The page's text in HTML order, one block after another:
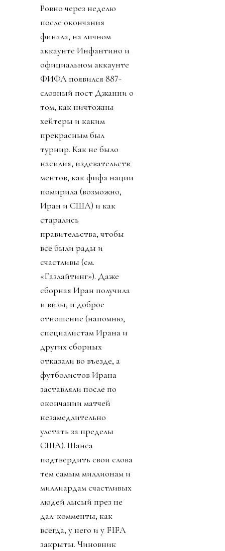
Ровно через неделю
после окончания
финала, на личном
аккаунте Инфантино и
официальном аккаунте
ФИФА появился 887-
словный пост Джанни о
том, как ничтожны
хейтеры и каким
прекрасным был
турнир. Как не было
насилия, издевательств
ментов, как фифа нации
помирила (возможно,
Иран и США) и как
старались
правительства, чтобы
все были рады и
счастливы (см.
«Газлайтинг»). Даже
сборная Иран получила
и визы, и доброе
отношение (напомню,
специалистам Ирана и
других сборных
отказали во въезде, а
футболистов Ирана
заставляли после по
окончании матчей
незамедлительно
улетать за пределы
США). Шанса
подтвердить свои слова
тем самым миллионам и
миллиардам счастливых
людей лысый през не
дал: комменты, как
всегда, у него и у FIFA
закрыты. Чиновник